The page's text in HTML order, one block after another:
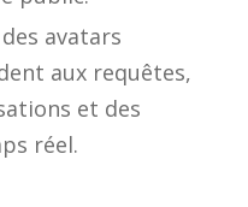
avatars
aux requêtes,
et des
réel.